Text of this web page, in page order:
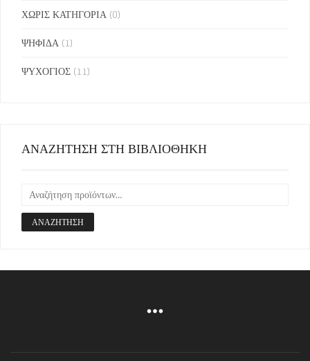
ΧΩΡΙΣ ΚΑΤΗΓΟΡΙΑ (0)
ΨΗΦΙΔΑ (1)
ΨΥΧΟΓΙΟΣ (11)
ΑΝΑΖΗΤΗΣΗ ΣΤΗ ΒΙΒΛΙΟΘΗΚΗ
ΑΝΑΖΉΤΗΣΗ